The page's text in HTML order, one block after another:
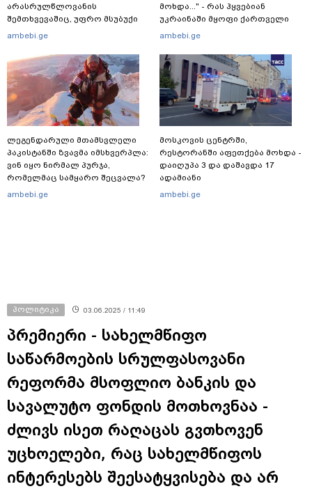
არასრულწლოვანის
შემთხვევაშიც, უფრო მსუბუქი
ვარიანტი ძნელი
რატომ აღსრულდა განჩინება
ღამე" - იურისტები
ambebi.ge
ლეგენდარული მთამსვლელი
პაკისტანში ზვავმა იმსხვერპლა:
ვინ იყო ნირმალ პურჯა,
რომელმაც სამყარო შეცვალა?
ambebi.ge
მოხდა..." - რას ჰყვებიან
უკრაინაში მყოფი ქართველი
მებრძოლები
ambebi.ge
მოსკოვის ცენტრში,
რესტორანში აფეთქება მოხდა -
დაიღუპა 3 და დაშავდა 17
ადამიანი
ambebi.ge
პოლიტიკა 03.06.2025 / 11:49
პრემიერი - სახელმწიფო
საწარმოების სრულფასოვანი
რეფორმა მსოფლიო ბანკის და
სავალუტო ფონდის მოთხოვნაა -
ძლივს ისეთ რაღაცას გვთხოვენ
უცხოელები, რაც სახელმწიფოს
ინტერესებს შეესატყვისება და არ